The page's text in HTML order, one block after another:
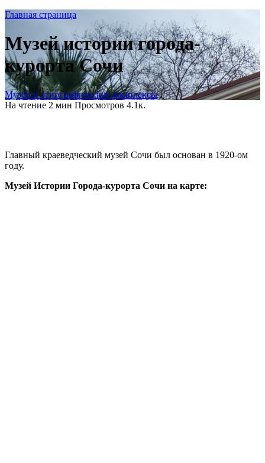
Главная страница
Музей истории города-
курорта Сочи
Музеи и этнографические комплексы
На чтение 2 мин Просмотров 4.1к.
Главный краеведческий музей Сочи был основан в 1920-ом
году.
Музей Истории Города-курорта Сочи на карте: